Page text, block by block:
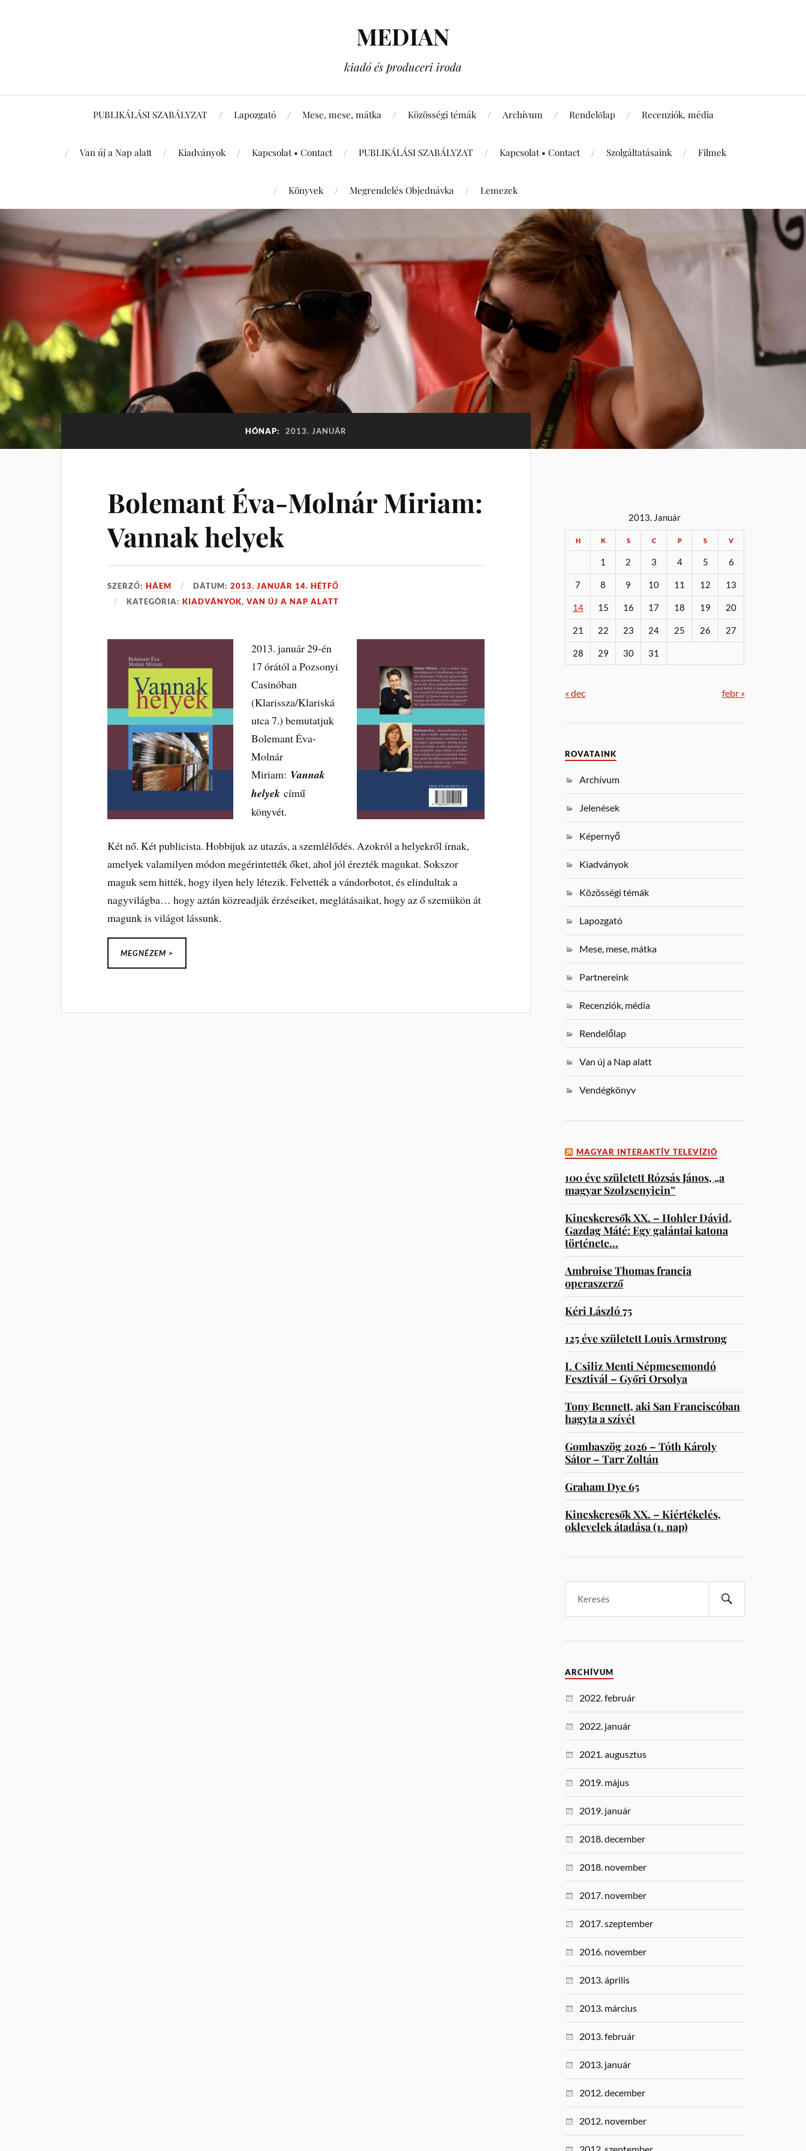
MEDIAN
kiadó és produceri iroda
PUBLIKÁLÁSI SZABÁLYZAT Lapozgató Mese, mese, mátka Közösségi témák Archívum Rendelőlap Recenziók, média
Van új a Nap alatt Kiadványok Kapcsolat • Contact PUBLIKÁLÁSI SZABÁLYZAT Kapcsolat • Contact Szolgáltatásaink Filmek
Könyvek Megrendelés Objednávka Lemezek
HÓNAP: 2013. JANUÁR
Bolemant Éva-Molnár Miriam:
Vannak helyek
SZERZŐ:HÁEM DÁTUM:2013. JANUÁR 14. HÉTFŐ
KATEGÓRIA:KIADVÁNYOK,VAN ÚJ A NAP ALATT
2013. január 29-én
17 órától a Pozsonyi
Casinóban
(Klarissza/Klariská
utca 7.) bemutatjuk
Bolemant Éva-
Molnár
Miriam: Vannak
helyekcímű
könyvét.
Két nő. Két publicista. Hobbijuk az utazás, a szemlélődés. Azokról a helyekről írnak,
amelyek valamilyen módon megérintették őket, ahol jól érezték magukat. Sokszor
maguk sem hitték, hogy ilyen hely létezik. Felvették a vándorbotot, és elindultak a
nagyvilágba… hogy aztán közreadják érzéseiket, meglátásaikat, hogy az ő szemükön át
magunk is világot lássunk.
MEGNÉZEM >
2013. Január
H K S C P S V
1 2 3 4 5 6
7 8 9 10 11 12 13
14 15 16 17 18 19 20
21 22 23 24 25 26 27
28 29 30 31
« dec febr »
ROVATAINK
Archívum
Jelenések
Képernyő
Kiadványok
Közösségi témák
Lapozgató
Mese, mese, mátka
Partnereink
Recenziók, média
Rendelőlap
Van új a Nap alatt
Vendégkönyv
MAGYAR INTERAKTÍV TELEVÍZIÓ
100 éve született Rózsás János, „a
magyar Szolzsenyicin”
Kincskeresők XX. – Hohler Dávid,
Gazdag Máté: Egy galántai katona
története…
Ambroise Thomas francia
operaszerző
Kéri László 75
125 éve született Louis Armstrong
I. Csiliz Menti Népmesemondó
Fesztivál – Győri Orsolya
Tony Bennett, aki San Franciscóban
hagyta a szívét
Gombaszög 2026 – Tóth Károly
Sátor – Tarr Zoltán
Graham Dye 65
Kincskeresők XX. – Kiértékelés,
oklevelek átadása (1. nap)
ARCHÍVUM
2022. február
2022. január
2021. augusztus
2019. május
2019. január
2018. december
2018. november
2017. november
2017. szeptember
2016. november
2013. április
2013. március
2013. február
2013. január
2012. december
2012. november
2012. szeptember